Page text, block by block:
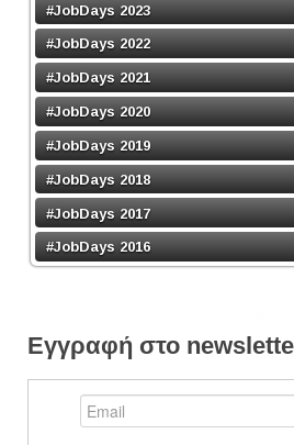
#JobDays 2023
#JobDays 2022
#JobDays 2021
#JobDays 2020
#JobDays 2019
#JobDays 2018
#JobDays 2017
#JobDays 2016
Εγγραφή στο